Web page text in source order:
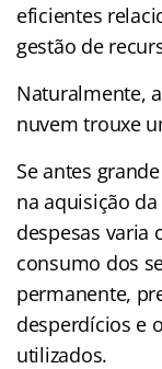
eficientes
gestão de
Naturalmente,
nuvem trouxe
Se antes
na aquisição
despesas varia
consumo dos
permanente,
desperdícios e
utilizados.